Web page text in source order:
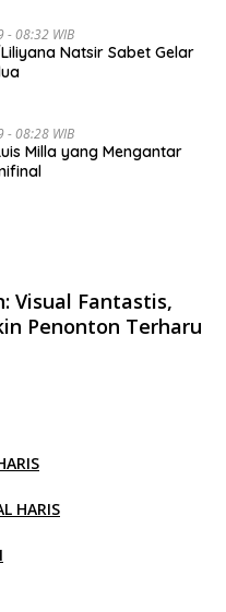
- 08:32 WIB
Natsir Sabet Gelar
- 08:28 WIB
Milla yang Mengantar
Visual Fantastis,
Penonton Terharu
HARIS